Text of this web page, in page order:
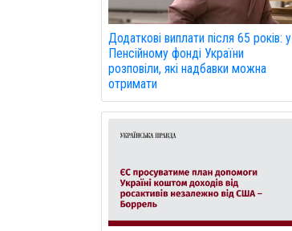
Додаткові виплати після 65 років: у
Пенсійному фонді України
розповіли, які надбавки можна
отримати